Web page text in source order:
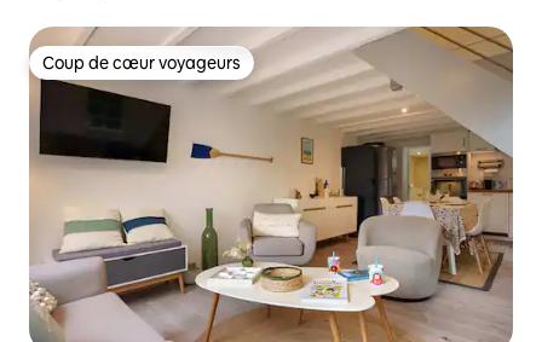
Coup de cœur voyageurs
Coup de cœur voyageurs